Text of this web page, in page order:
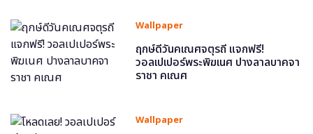
Wallpaper
ฤกษ์ดีวันคเณศจตุรถี แจกฟรี!
วอลเปเปอร์พระพิฆเนศ ปางลาลบาคจา
ราชา คเณศ
Wallpaper